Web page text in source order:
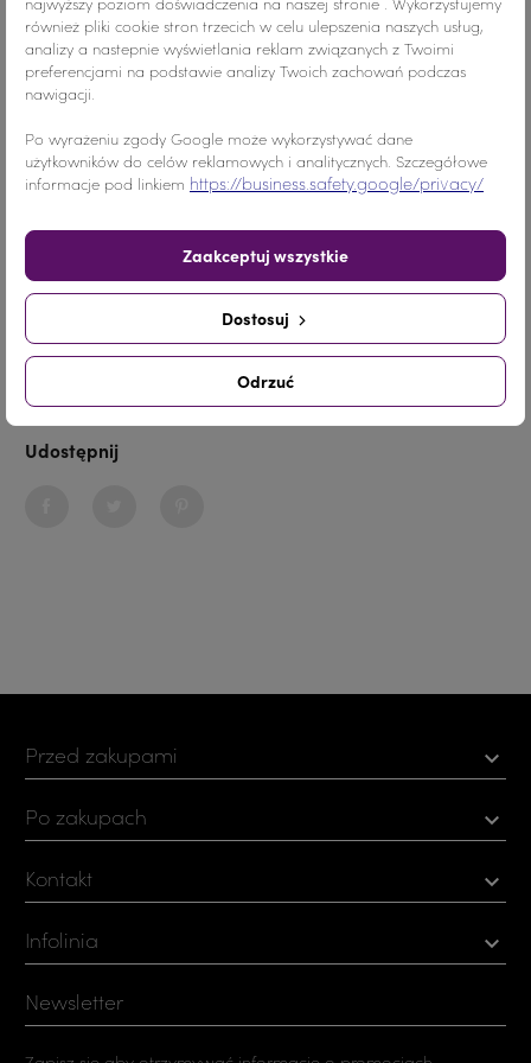
Kolor
Materiał Akryl
20 sztuk
nr. katalogowy 203
Dodaj do koszyka
Udostępnij
Przed zakupami 
Po zakupach 
Kontakt 
Infolinia 
również pliki cookie stron trzecich w celu ulepszenia naszych usług,
analizy a nastepnie wyświetlania reklam związanych z Twoimi
preferencjami na podstawie analizy Twoich zachowań podczas
nawigacji.
Po wyrażeniu zgody Google może wykorzystywać dane
użytkowników do celów reklamowych i analitycznych. Szczegółowe
informacje pod linkiem https://business.safety.google/privacy/
Odrzuć
Dostosuj
Zaakceptuj wszystkie
Newsletter